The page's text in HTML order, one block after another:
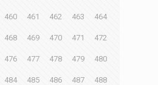
460 461 462 463 464
468 469 470 471 472
476 477 478 479 480
484 485 486 487 488